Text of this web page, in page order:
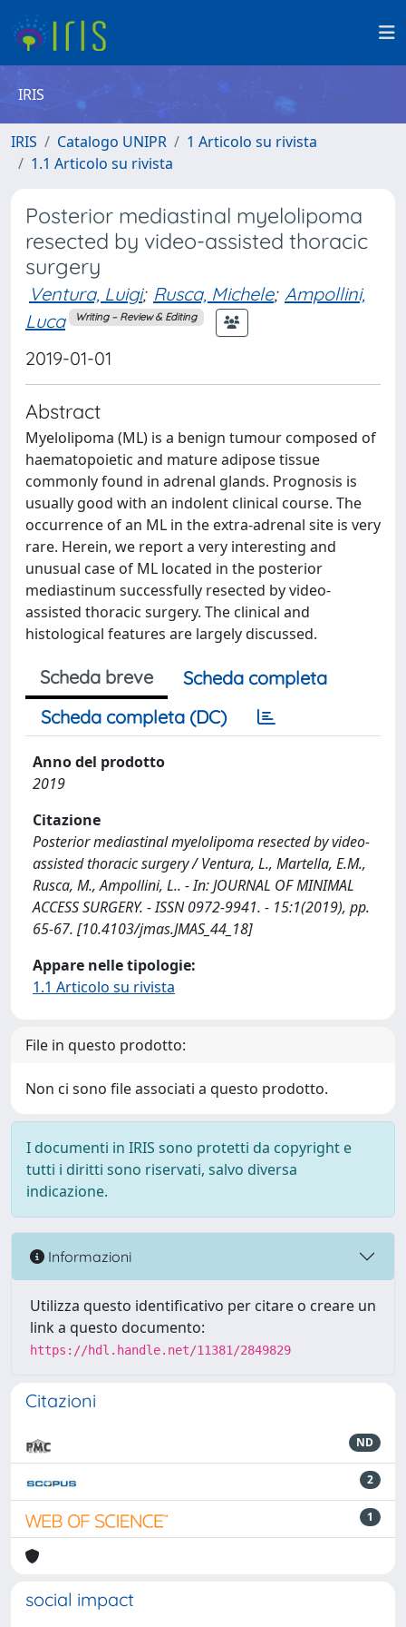
IRIS
IRIS Catalogo UNIPR
1 Articolo su rivista
1.1 Articolo su rivista
Posterior mediastinal myelolipoma
resected by video-assisted thoracic
surgery
Ventura, Luigi; Rusca, Michele; Ampollini,
Luca
Writing – Review & Editing
2019-01-01
Abstract
Myelolipoma (ML) is a benign tumour composed of
haematopoietic and mature adipose tissue
commonly found in adrenal glands. Prognosis is
usually good with an indolent clinical course. The
occurrence of an ML in the extra-adrenal site is very
rare. Herein, we report a very interesting and
unusual case of ML located in the posterior
mediastinum successfully resected by video-
assisted thoracic surgery. The clinical and
histological features are largely discussed.
Scheda breve
Scheda completa
Scheda completa (DC)
Anno del prodotto
2019
Citazione
Posterior mediastinal myelolipoma resected by video-
assisted thoracic surgery / Ventura, L., Martella, E.M.,
Rusca, M., Ampollini, L.. - In: JOURNAL OF MINIMAL
ACCESS SURGERY. - ISSN 0972-9941. - 15:1(2019), pp.
65-67. [10.4103/jmas.JMAS_44_18]
Appare nelle tipologie:
1.1 Articolo su rivista
File in questo prodotto:
Non ci sono file associati a questo prodotto.
I documenti in IRIS sono protetti da copyright e
tutti i diritti sono riservati, salvo diversa
indicazione.
Informazioni
Utilizza questo identificativo per citare o creare un
link a questo documento:
https://hdl.handle.net/11381/2849829
Citazioni
ND
2
1
social impact